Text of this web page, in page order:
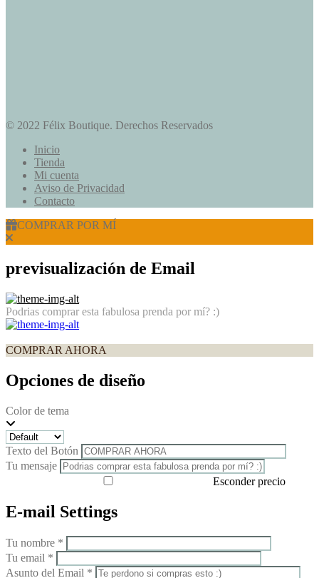
© 2022 Félix Boutique. Derechos Reservados
Inicio
Tienda
Mi cuenta
Aviso de Privacidad
Contacto
COMPRAR POR MÍ
previsualización de Email
Podrias comprar esta fabulosa prenda por mí? :)
COMPRAR AHORA
Opciones de diseño
Color de tema
Texto del Botón
Tu mensaje
Esconder precio
E-mail Settings
Tu nombre *
Tu email *
Asunto del Email *